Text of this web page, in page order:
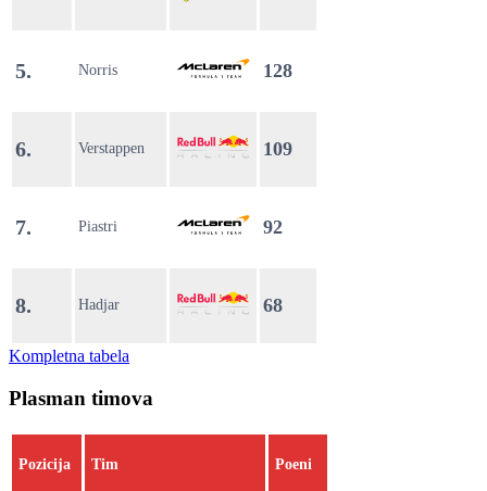
5. Norris 128
6. Verstappen 109
7. Piastri 92
8. Hadjar 68
Kompletna tabela
Plasman timova
Pozicija Tim Poeni